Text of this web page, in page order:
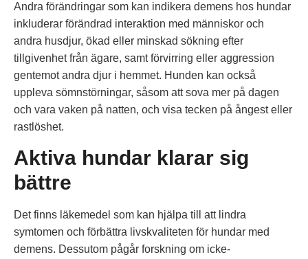
Andra förändringar som kan indikera demens hos hundar
inkluderar förändrad interaktion med människor och
andra husdjur, ökad eller minskad sökning efter
tillgivenhet från ägare, samt förvirring eller aggression
gentemot andra djur i hemmet. Hunden kan också
uppleva sömnstörningar, såsom att sova mer på dagen
och vara vaken på natten, och visa tecken på ångest eller
rastlöshet.
Aktiva hundar klarar sig
bättre
Det finns läkemedel som kan hjälpa till att lindra
symtomen och förbättra livskvaliteten för hundar med
demens. Dessutom pågår forskning om icke-